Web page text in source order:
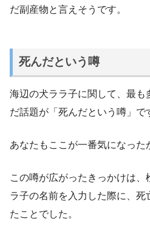
だ副産物と言えそうです。
死んだという噂
海辺の犬ララ子に関して、最も
だ話題が「死んだという噂」で
あなたもここが一番気になった
この噂が広がったきっかけは
ラ子の名前を入力した際に、
たことでした。